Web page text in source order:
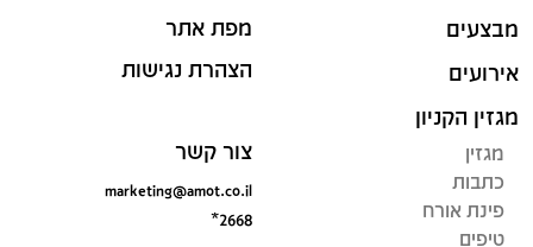
מבצעים
אירועים
מגזין הקניון
מגזין
כתבות
פינת אורח
טיפים
מפת אתר
הצהרת נגישות
צור קשר
marketing@amot.co.il
*2668